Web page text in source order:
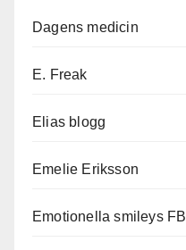
Dagens medicin
E. Freak
Elias blogg
Emelie Eriksson
Emotionella smileys FB